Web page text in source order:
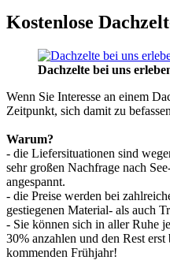
Kostenlose
Dachzelte bei uns
Wenn Sie Interesse an einem
Zeitpunkt, sich damit zu
Warum?
- die Liefersituationen sind
sehr großen Nachfrage nach
angespannt.
- die Preise werden bei
gestiegenen Material- als auch
- Sie können sich in aller Ruhe
30% anzahlen und den Rest
kommenden Frühjahr!